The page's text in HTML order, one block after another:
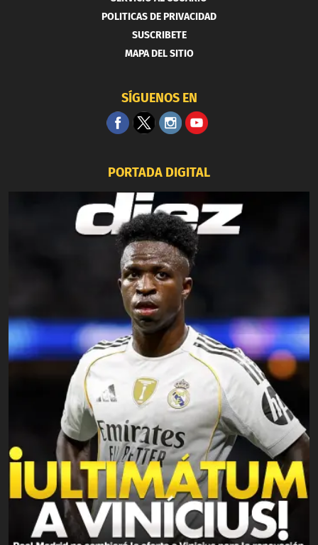
POLITICAS DE PRIVACIDAD
SUSCRIBETE
MAPA DEL SITIO
SÍGUENOS EN
PORTADA DIGITAL